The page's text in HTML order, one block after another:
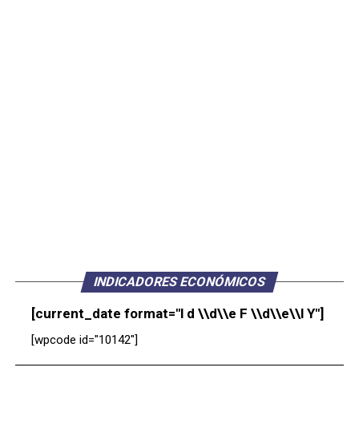
INDICADORES ECONÓMICOS
[current_date format="l d \\d\\e F \\d\\e\\l Y"]
[wpcode id="10142"]